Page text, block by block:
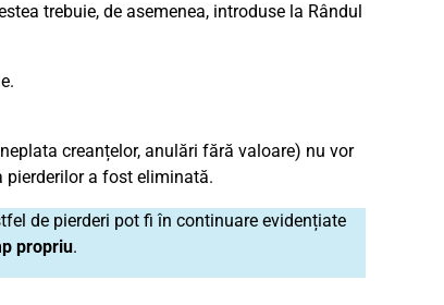
trebuie, de asemenea, introduse la Rândul
creanțelor, anulări fără valoare) nu vor
pierderilor a fost eliminată.
de pierderi pot fi în continuare evidențiate
propriu.